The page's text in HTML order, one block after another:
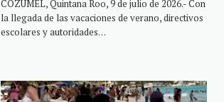
COZUMEL, Quintana Roo, 9 de julio de 2026.- Con
la llegada de las vacaciones de verano, directivos
escolares y autoridades…